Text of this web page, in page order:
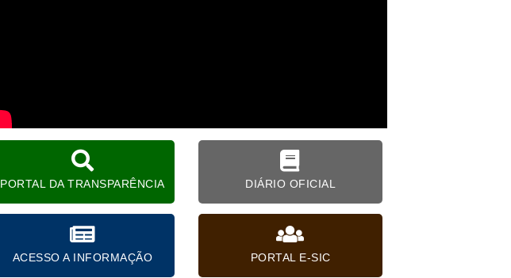
PORTAL DA TRANSPARÊNCIA DIÁRIO OFICIAL
ACESSO A INFORMAÇÃO PORTAL E-SIC